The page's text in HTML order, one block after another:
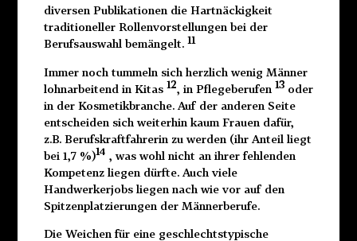
diversen Publikationen die Hartnäckigkeit
traditioneller Rollenvorstellungen bei der
Berufsauswahl bemängelt. 11
Immer noch tummeln sich herzlich wenig Männer
lohnarbeitend in Kitas 12, in Pflegeberufen 13oder
in der Kosmetikbranche. Auf der anderen Seite
entscheiden sich weiterhin kaum Frauen dafür,
z.B. Berufskraftfahrerin zu werden (ihr Anteil liegt
bei 1,7 %)14 , was wohl nicht an ihrer fehlenden
Kompetenz liegen dürfte. Auch viele
Handwerkerjobs liegen nach wie vor auf den
Spitzenplatzierungen der Männerberufe.
Die Weichen für eine geschlechtstypische